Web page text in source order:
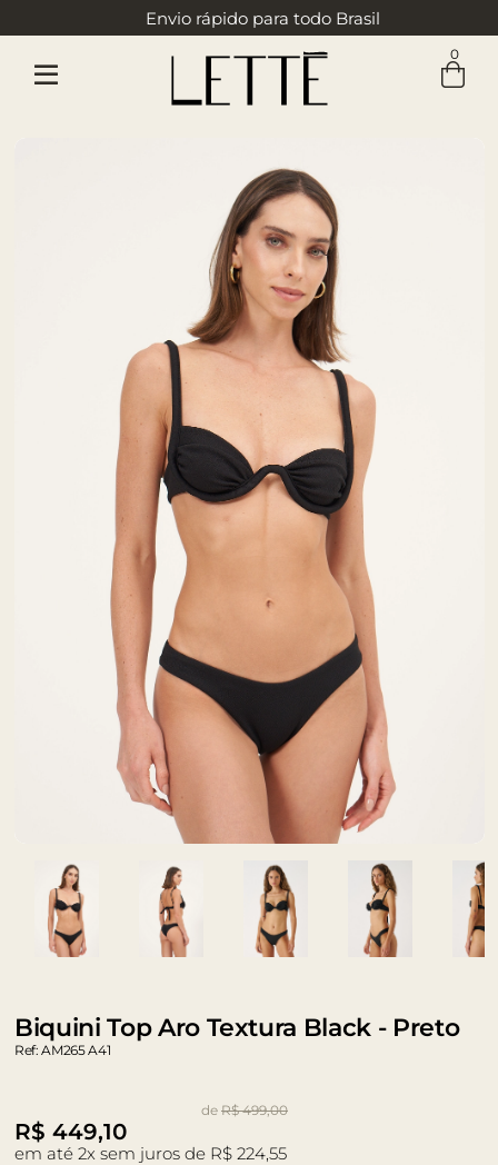
Envio rápido para todo Brasil
0
Biquini Top Aro Textura Black - Preto
Ref: AM265 A41
de R$ 499,00
R$ 449,10
em até 2x sem juros de R$ 224,55